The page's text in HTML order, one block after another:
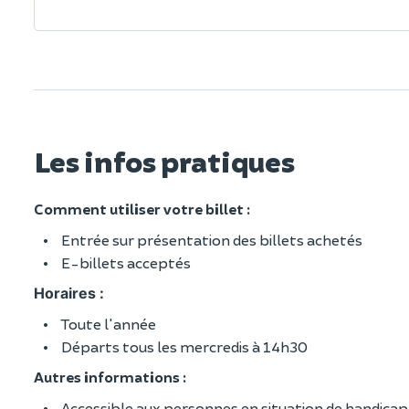
Les infos pratiques
Comment utiliser votre billet :
Entrée sur présentation des billets achetés
E-billets acceptés
Horaires :
Toute l'année
Départs tous les mercredis à 14h30
Autres informations :